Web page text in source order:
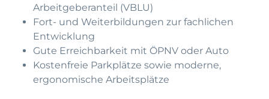
Arbeitgeberanteil (VBLU)
Fort- und Weiterbildungen zur fachlichen
Entwicklung
Gute Erreichbarkeit mit ÖPNV oder Auto
Kostenfreie Parkplätze sowie moderne,
ergonomische Arbeitsplätze